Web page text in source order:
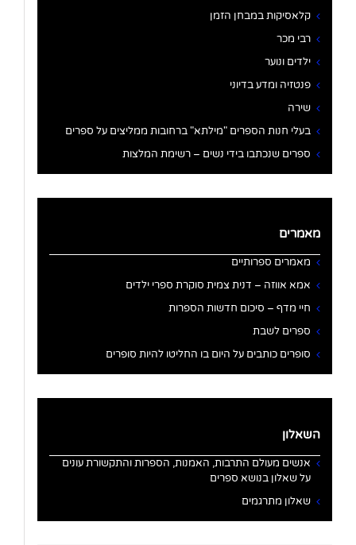
קלאסיקות במבחן הזמן
רבי מכר
ילדים ונוער
פנטזיה ומדע בדיוני
שירה
בעלי חנות הספרים "מילתא" ברחובות ממליצים על ספרים
ספרים שנכתבו בידי נשים – רשימת המלצות
מאמרים
מאמרים ספרותיים
אמא אווזה – דנית צמית סוקרת ספרי ילדים
חיי מדף – סיכום חדשות הספרות
ספרים לשבת
סופרים כותבים על היום בו החליטו להיות סופרים
השאלון
אנשים מעולם התרבות, האמנות, הספרות והתקשורת עונים
על שאלון בנושא ספרים
שאלון מתרגמים